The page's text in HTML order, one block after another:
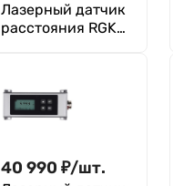
Лазерный датчик
расстояния RGK
40 990 ₽/шт.